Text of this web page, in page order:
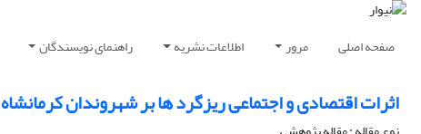
صفحه اصلی مرور اطلاعات نشریه راهنمای نویسندگان
اثرات اقتصادی و اجتماعی ریزگرد ها بر شهروندان کرمانشاه